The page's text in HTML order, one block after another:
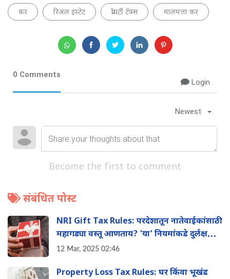
कर रिअल इस्टेट प्रॉपर्टी टॅक्स मालमत्ता कर
0 Comments
Login
Newest
Become the first to comment
संबंधित पोस्ट
NRI Gift Tax Rules: परदेशातून नातेवाईकांसाठी
महागड्या वस्तू आणताय? 'या' नियमांकडे दुर्लक्ष
केल्यास बसू शकतो टॅक्सचा फटका
12 Mar, 2025 02:46
Property Loss Tax Rules: घर किंवा भूखंड